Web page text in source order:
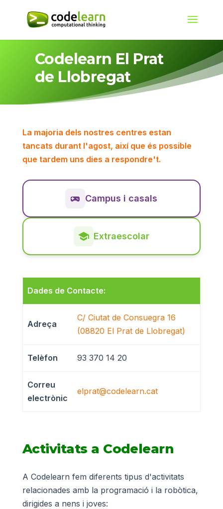
Codelearn El Prat
de Llobregat
La majoria dels nostres centres estan
tancats durant l'agost, així que és possible
que tardem uns dies a respondre't.
Campus i casals
Extraescolar
Dades de Contacte:
Adreça
C/ Ciutat de Consuegra 16
(08820 El Prat de Llobregat)
Telèfon 93 370 14 20
Correu
electrònic
elprat@codelearn.cat
Activitats a Codelearn
A Codelearn fem diferents tipus d'activitats
relacionades amb la programació i la robòtica,
dirigides a nens i joves: